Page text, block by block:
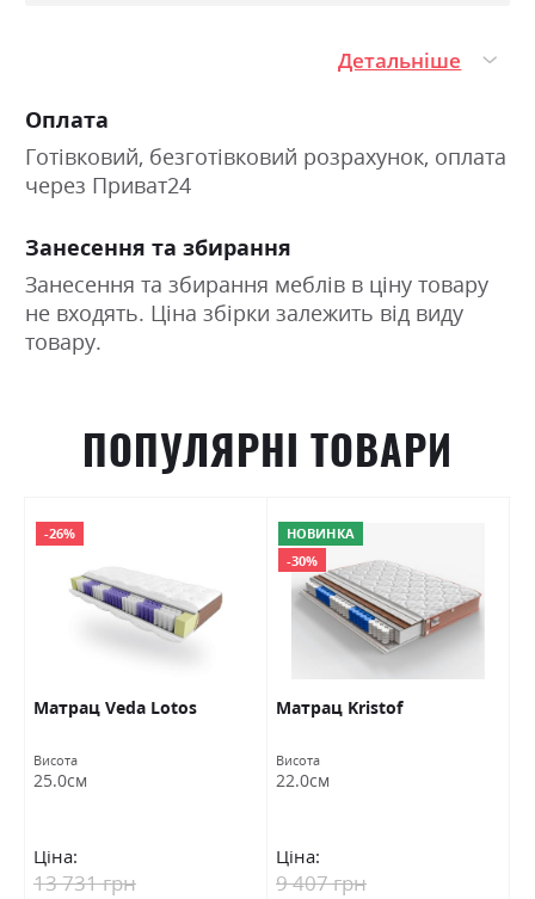
Детальніше
Оплата
Готівковий, безготівковий розрахунок, оплата
через Приват24
Занесення та збирання
Занесення та збирання меблів в ціну товару
не входять. Ціна збірки залежить від виду
товару.
ПОПУЛЯРНІ ТОВАРИ
-26%
Матрац Veda Lotos
Висота
25.0см
Ціна:
13 731 грн
НОВИНКА
-30%
Матрац Kristof
Висота
22.0см
Ціна:
9 407 грн